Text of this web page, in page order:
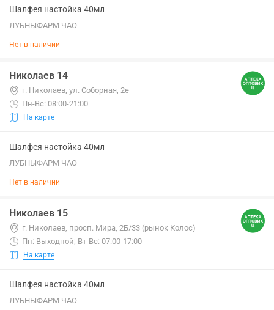
Шалфея настойка 40мл
ЛУБНЫФАРМ ЧАО
Нет в наличии
Николаев 14
г. Николаев, ул. Соборная, 2е
Пн-Вс: 08:00-21:00
На карте
Шалфея настойка 40мл
ЛУБНЫФАРМ ЧАО
Нет в наличии
Николаев 15
г. Николаев, просп. Мира, 2Б/33 (рынок Колос)
Пн: Выходной; Вт-Вс: 07:00-17:00
На карте
Шалфея настойка 40мл
ЛУБНЫФАРМ ЧАО